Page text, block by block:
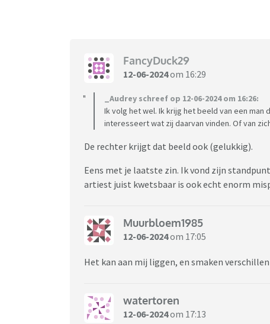
FancyDuck29
12-06-2024om 16:29
_Audrey schreef op 12-06-2024 om 16:26:
Ik volg het wel. Ik krijg het beeld van een
interesseert wat zij daarvan vinden. Of van
De rechter krijgt dat beeld ook (gelukkig).
Eens met je laatste zin. Ik vond zijn
artiest juist kwetsbaar is ook echt enorm
Muurbloem1985
12-06-2024om 17:05
Het kan aan mij liggen, en smaken
watertoren
12-06-2024om 17:13